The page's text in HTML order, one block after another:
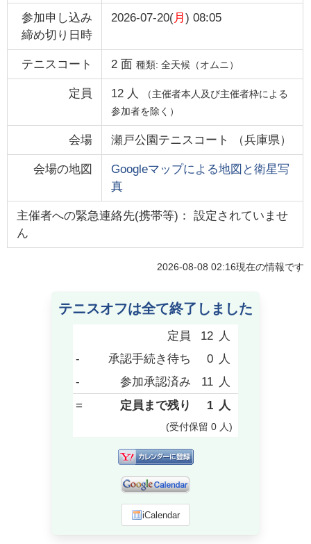
参加申し込み
締め切り日時
2026-07-20(月 ) 08:05
テニスコート 2面 種類: 全天候（オムニ）
定員 12 人
（主催者本人及び主催者枠による
参加者を除く）
会場 瀬戸公園テニスコート （兵庫県）
会場の地図
Googleマップによる地図と衛星写
真
主催者への緊急連絡先(携帯等)： 設定されていませ
ん
2026-08-08 02:16現在の情報です
テニスオフは全て終了しました
定員 12 人
-
承認手続き待ち 0 人
-
参加承認済み 11 人
=
定員まで残り 1 人
(受付保留 0 人)
iCalendar